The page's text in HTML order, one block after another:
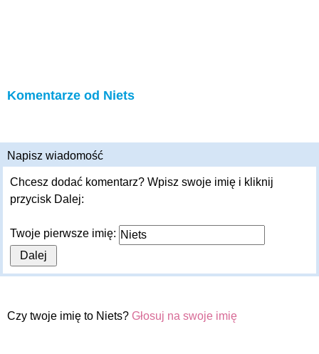
Komentarze od Niets
Napisz wiadomość
Chcesz dodać komentarz? Wpisz swoje imię i kliknij
przycisk Dalej:
Twoje pierwsze imię:
Czy twoje imię to Niets? Głosuj na swoje imię